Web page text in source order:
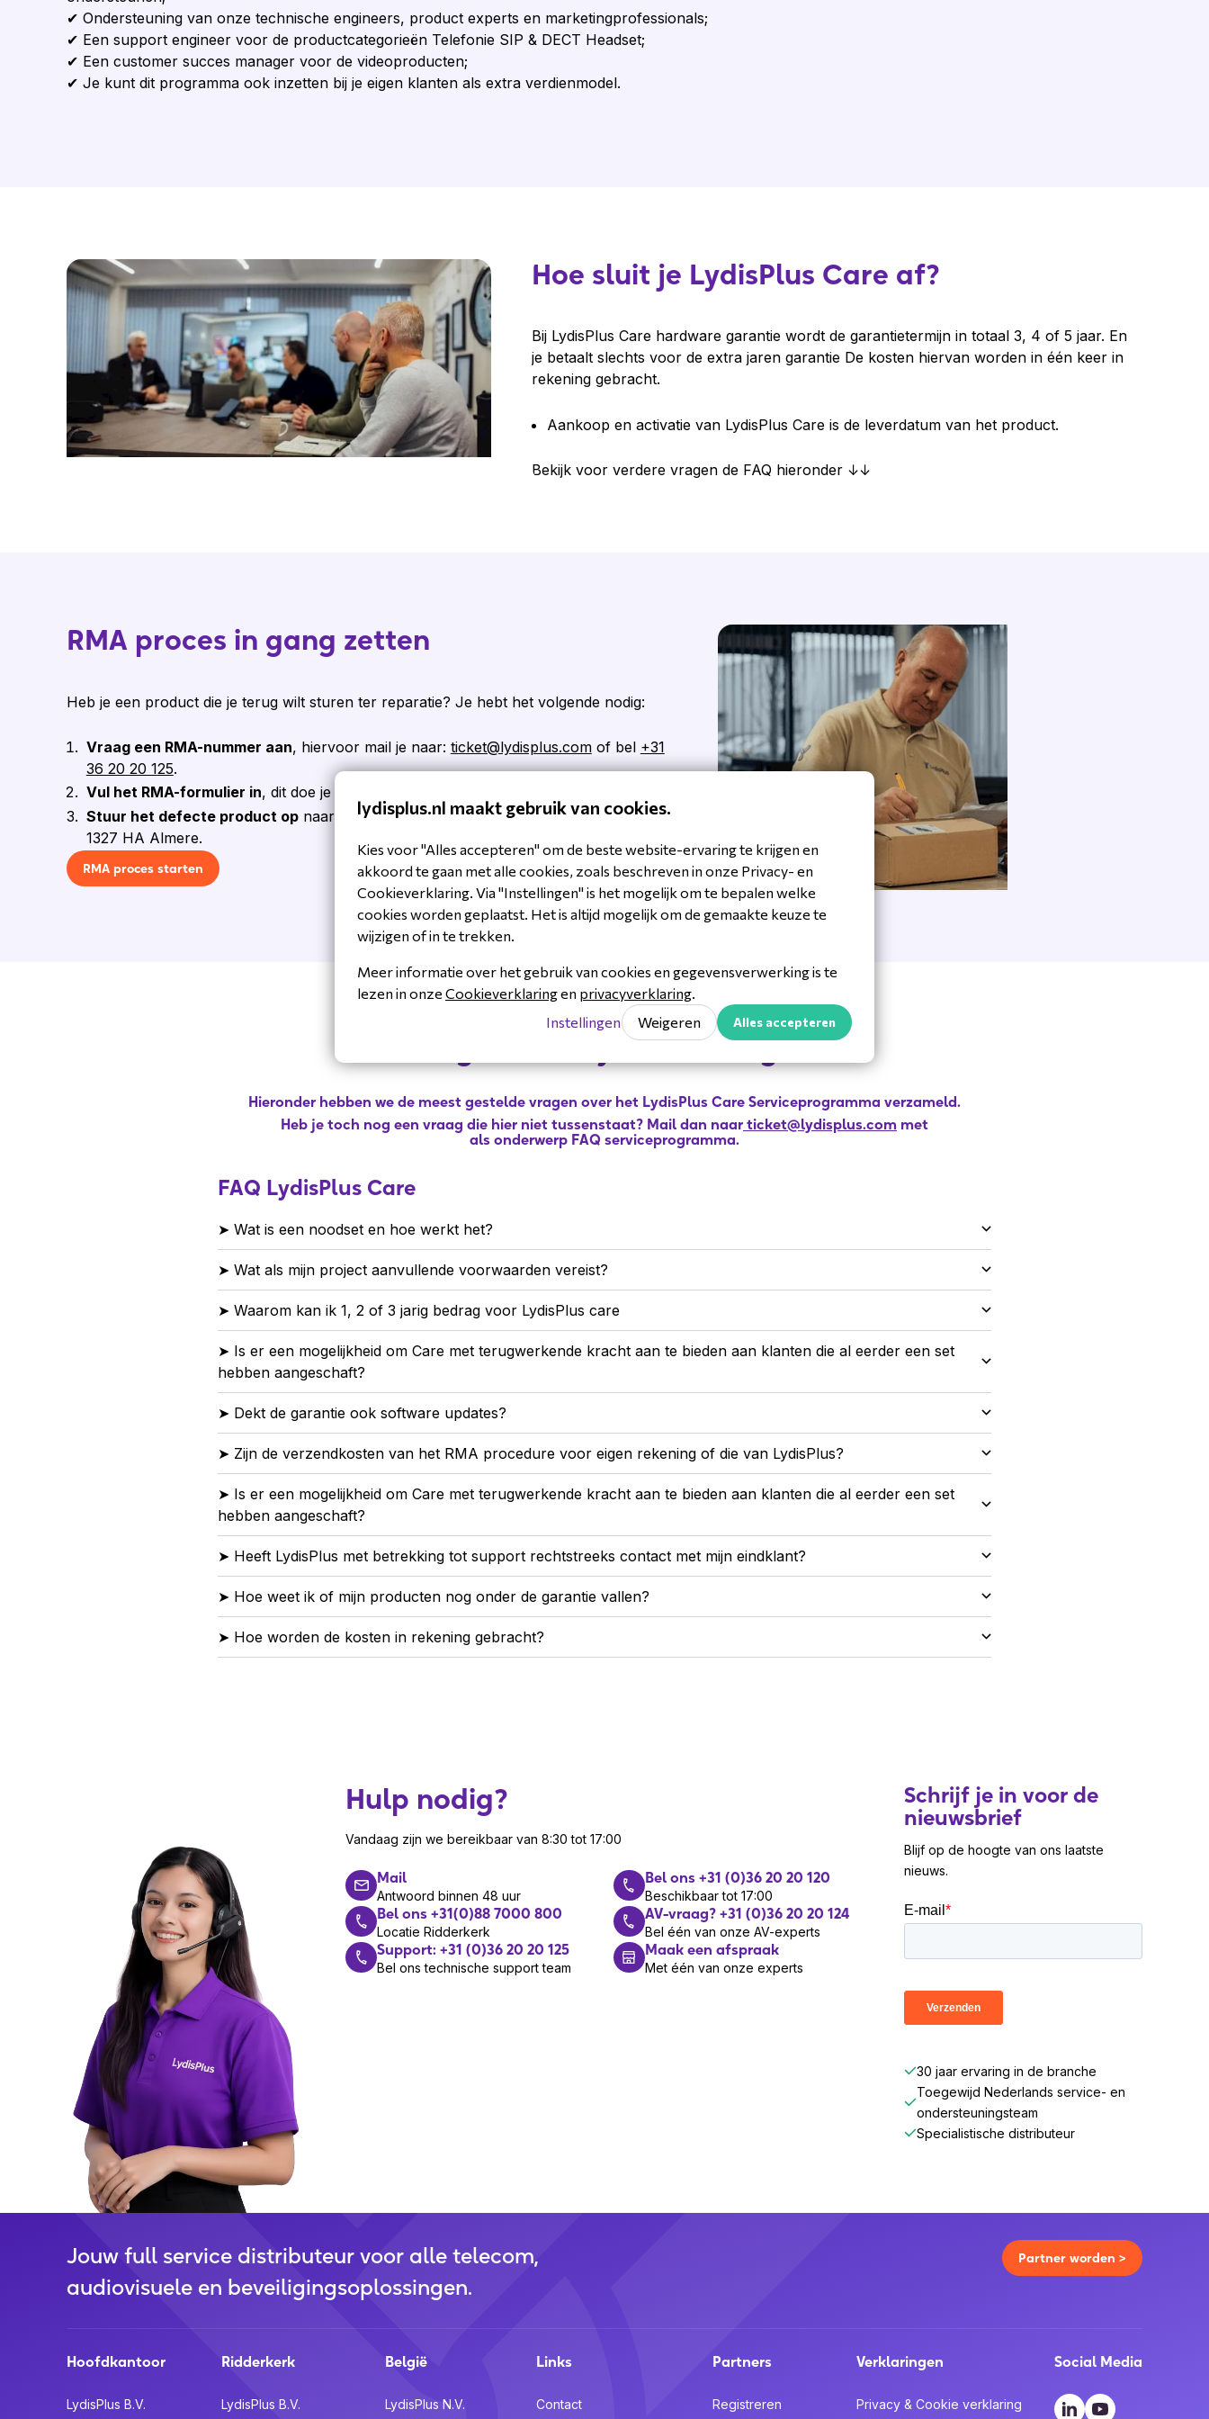
✔ Ondersteuning van onze technische engineers, product experts en marketingprofessionals;
✔ Een support engineer voor de productcategorieën Telefonie SIP & DECT Headset;
✔ Een customer succes manager voor de videoproducten;
✔ Je kunt dit programma ook inzetten bij je eigen klanten als extra verdienmodel.
Hoe sluit je LydisPlus Care af?
Bij LydisPlus Care hardware garantie wordt de garantietermijn in totaal 3, 4 of 5 jaar. En
je betaalt slechts voor de extra jaren garantie De kosten hiervan worden in één keer in
rekening gebracht.
Aankoop en activatie van LydisPlus Care is de leverdatum van het product.
Bekijk voor verdere vragen de FAQ hieronder ↓↓
RMA proces in gang zetten
Heb je een product die je terug wilt sturen ter reparatie? Je hebt het volgende nodig:
Vraag een RMA-nummer aan, hiervoor mail je naar: ticket@lydisplus.comof bel +31
36 20 20 125.
Vul het RMA-formulier in, dit doe je door op onderstaande link te klikken.
Stuur het defecte product opnaar: LydisPlus B.V., T.a.v.: Service, Jool-Hulstraat 16,
1327 HA Almere.
RMA proces starten
Veelgestelde LydisPlus vragen
Hieronder hebben we de meest gestelde vragen over het LydisPlus Care Serviceprogramma verzameld.
Heb je toch nog een vraag die hier niet tussenstaat? Mail dan naar ticket@lydisplus.com met
als onderwerp FAQ serviceprogramma.
FAQ LydisPlus Care
➤ Wat is een noodset en hoe werkt het?
➤ Wat als mijn project aanvullende voorwaarden vereist?
➤ Waarom kan ik 1, 2 of 3 jarig bedrag voor LydisPlus care
➤ Is er een mogelijkheid om Care met terugwerkende kracht aan te bieden aan klanten die al eerder een set
hebben aangeschaft?
➤ Dekt de garantie ook software updates?
➤ Zijn de verzendkosten van het RMA procedure voor eigen rekening of die van LydisPlus?
➤ Is er een mogelijkheid om Care met terugwerkende kracht aan te bieden aan klanten die al eerder een set
hebben aangeschaft?
➤ Heeft LydisPlus met betrekking tot support rechtstreeks contact met mijn eindklant?
➤ Hoe weet ik of mijn producten nog onder de garantie vallen?
➤ Hoe worden de kosten in rekening gebracht?
Hulp nodig?
Vandaag zijn we bereikbaar van 8:30 tot 17:00
Mail
Antwoord binnen 48 uur
Bel ons +31 (0)36 20 20 120
Beschikbaar tot 17:00
Bel ons +31(0)88 7000 800
Locatie Ridderkerk
AV-vraag? +31 (0)36 20 20 124
Bel één van onze AV-experts
Support: +31 (0)36 20 20 125
Bel ons technische support team
Maak een afspraak
Met één van onze experts
Schrijf je in voor de
nieuwsbrief
Blijf op de hoogte van ons laatste
nieuws.
30 jaar ervaring in de branche
Toegewijd Nederlands service- en
ondersteuningsteam
Specialistische distributeur
Jouw full service distributeur voor alle telecom,
audiovisuele en beveiligingsoplossingen.
Partner worden >
Hoofdkantoor
LydisPlus B.V.
Ridderkerk
LydisPlus B.V.
België
LydisPlus N.V.
Links
Contact
Partners
Registreren
Verklaringen
Privacy & Cookie verklaring
Social Media
lydisplus.nl maakt gebruik van cookies.
Kies voor "Alles accepteren" om de beste website-ervaring te krijgen en
akkoord te gaan met alle cookies, zoals beschreven in onze Privacy- en
Cookieverklaring. Via "Instellingen" is het mogelijk om te bepalen welke
cookies worden geplaatst. Het is altijd mogelijk om de gemaakte keuze te
wijzigen of in te trekken.
Meer informatie over het gebruik van cookies en gegevensverwerking is te
lezen in onze Cookieverklaringen privacyverklaring
Instellingen
Weigeren Alles accepteren